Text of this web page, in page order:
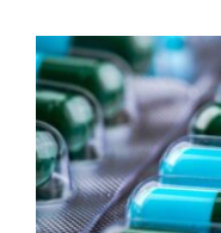
TEST E STUDI
CHI SIAMO